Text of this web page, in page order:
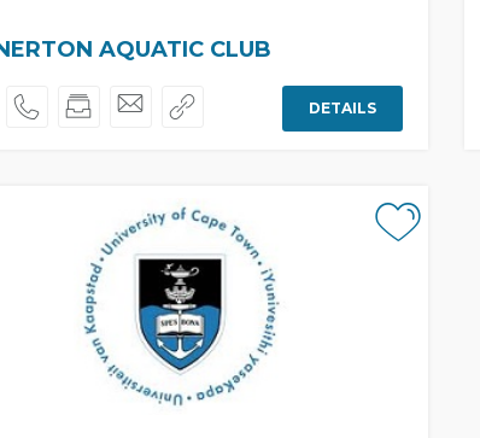
AQUATIC CLUB
DETAILS